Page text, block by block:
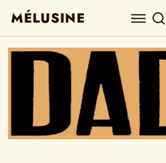
MÉLUSINE